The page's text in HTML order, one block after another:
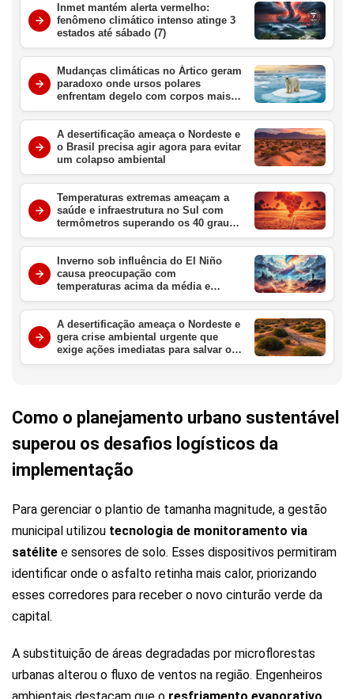
Inmet mantém alerta vermelho:
fenômeno climático intenso atinge 3
estados até sábado (7)
Mudanças climáticas no Ártico geram
paradoxo onde ursos polares
enfrentam degelo com corpos mais
gordos e saudáveis
A desertificação ameaça o Nordeste e
o Brasil precisa agir agora para evitar
um colapso ambiental
Temperaturas extremas ameaçam a
saúde e infraestrutura no Sul com
termômetros superando os 40 graus
nesta semana
Inverno sob influência do El Niño
causa preocupação com
temperaturas acima da média e
chuvas intensas no Brasil
A desertificação ameaça o Nordeste e
gera crise ambiental urgente que
exige ações imediatas para salvar o
bioma
Como o planejamento urbano sustentável
superou os desafios logísticos da
implementação
Para gerenciar o plantio de tamanha magnitude, a gestão
municipal utilizou tecnologia de monitoramento via
satélite e sensores de solo. Esses dispositivos permitiram
identificar onde o asfalto retinha mais calor, priorizando
esses corredores para receber o novo cinturão verde da
capital.
A substituição de áreas degradadas por microflorestas
urbanas alterou o fluxo de ventos na região. Engenheiros